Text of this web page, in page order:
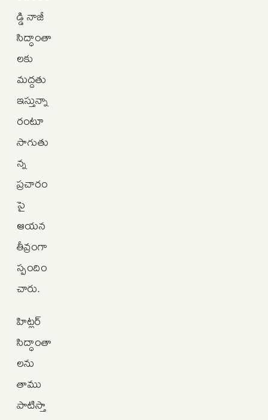
డ్డి నాజీ
సిద్ధాంతా
లకు
మద్దతు
ఇస్తున్నా
రంటూ
సాగుతు
న్న
ప్రచారం
పై
ఆయన
తీవ్రంగా
స్పందిం
చారు.
హిట్లర్
సిద్ధాంతా
లను
తాము
పాటిస్తా